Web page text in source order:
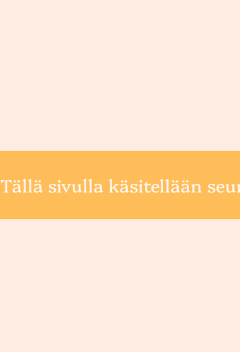
Tällä sivulla käsitellään